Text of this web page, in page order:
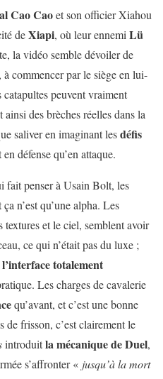
Cao Caoet son officier Xiahou
deXiapi, où leur ennemi Lü
la vidéo semble dévoiler de
commencer par le siège en lui-
peuvent vraiment
ainsi des brèches réelles dans la
saliver en imaginant lesdéfis
défense qu’en attaque.
fait penser à Usain Bolt, les
n’est qu’une alpha. Les
textures et le ciel, semblent avoir
ce qui n’était pas du luxe ;
l’interface totalement
Les charges de cavalerie
qu’avant, et c’est une bonne
de frisson, c’est clairement le
introduitla mécanique de Duel,
s’affronter « jusqu’à la mort